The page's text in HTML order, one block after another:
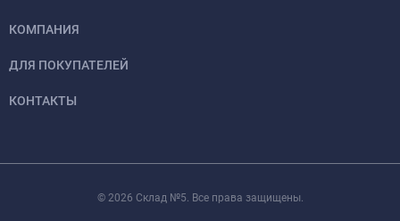
КОМПАНИЯ
ДЛЯ ПОКУПАТЕЛЕЙ
КОНТАКТЫ
© 2026 Склад №5. Все права защищены.